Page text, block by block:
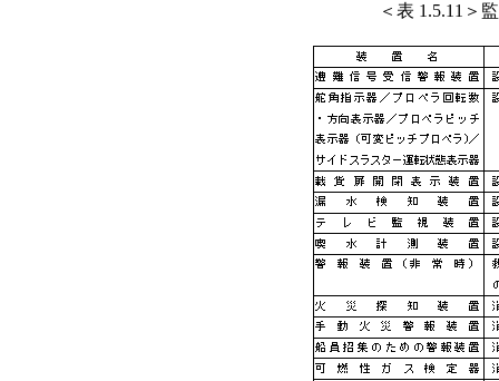
＜表 1.5.11＞